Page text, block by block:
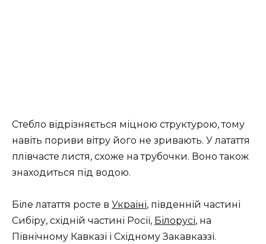
Стебло відрізняється міцною структурою, тому
навіть пориви вітру його не зривають. У латаття
плівчасте листя, схоже на трубочки. Воно також
знаходиться під водою.
Біле латаття росте в Україні, південній частині
Сибіру, ​​східній частині Росії, Білорусі, на
Північному Кавказі і Східному Закавказзі.